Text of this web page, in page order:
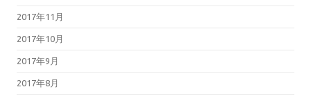
2017年11月
2017年10月
2017年9月
2017年8月